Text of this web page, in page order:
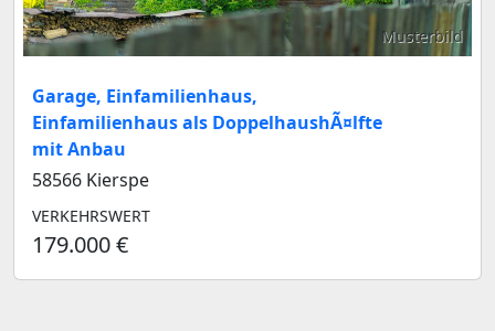
Musterbild
Garage, Einfamilienhaus,
Einfamilienhaus als DoppelhaushÃ¤lfte
mit Anbau
58566 Kierspe
VERKEHRSWERT
179.000 €